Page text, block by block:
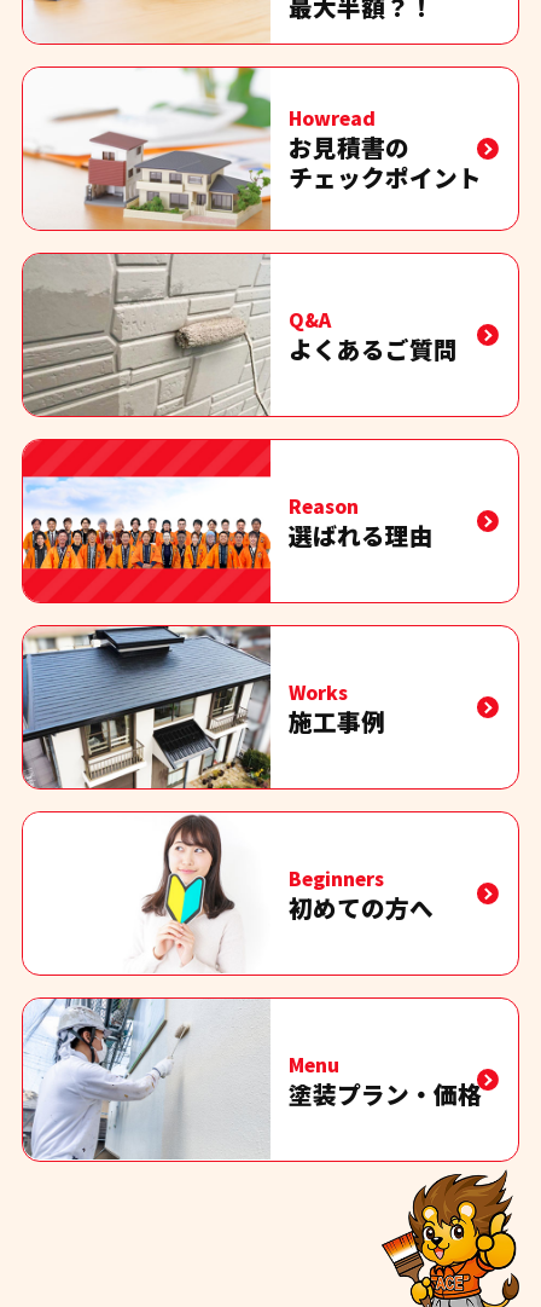
最大半額？！
Howread
お見積書の
チェックポイント
Q&A
よくあるご質問
Reason
選ばれる理由
Works
施工事例
Beginners
初めての方へ
Menu
塗装プラン・価格